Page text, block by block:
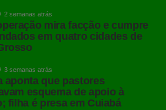
2 semanas atrás
mira facção e cumpre
em quatro cidades de
3 semanas atrás
aponta que pastores
esquema de apoio à
filha é presa em Cuiabá